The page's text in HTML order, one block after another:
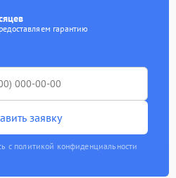
гарантию
заявку
с политикой конфиденциальности